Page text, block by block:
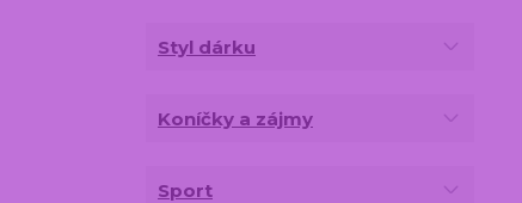
Styl dárku
Koníčky a zájmy
Sport